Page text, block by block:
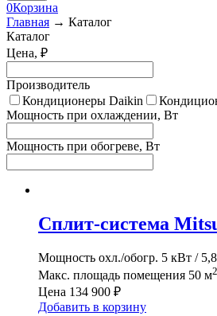
0Корзина
Главная → Каталог
Каталог
Цена, ₽
Производитель
Кондиционеры Daikin
Мощность при охлаждении, Вт
Мощность при обогреве, Вт
Сплит-система
Мощность охл./обогр. 5 кВт /
Макс. площадь помещения 50 м2
Цена 134 900 ₽
Добавить в корзину